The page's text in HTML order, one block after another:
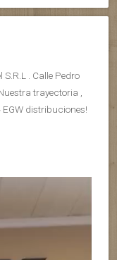
. Calle Pedro
trayectoria ,
distribuciones!